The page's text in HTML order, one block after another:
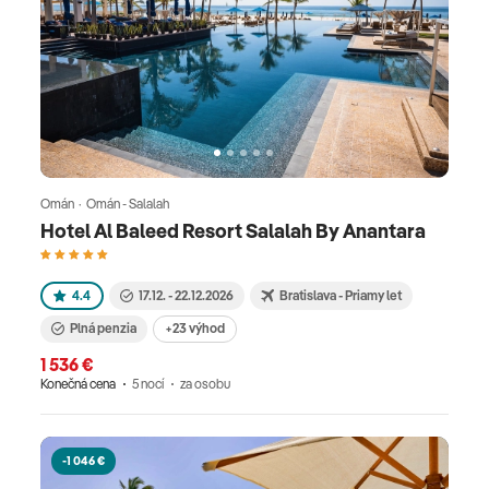
Hotel Al Baleed Resort Salalah By Anantara
Omán · Omán - Salalah
4.4 17.12. - 22.12.2026 Bratislava - Priamy let
Plná penzia +23 výhod
1 536 €
Konečná cena 5 nocí za osobu
-1 046 €